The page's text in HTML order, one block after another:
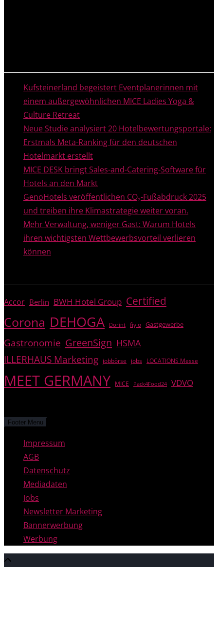
Kufsteinerland begeistert Eventplanerinnen mit
einem außergewöhnlichen MICE Ladies Yoga &
Culture Retreat
Neue Studie analysiert 20 Hotelbewertungsportale:
Erstmals Meta-Ranking für den deutschen
Hotelmarkt erstellt
MICE DESK bringt Sales-and-Catering-Software für
Hotels an den Markt
GenoHotels veröffentlichen CO₂-Fußabdruck 2025
und treiben ihre Klimastrategie weiter voran.
Mehr Verwaltung, weniger Gast: Warum Hotels
ihren wichtigsten Wettbewerbsvorteil verlieren
können
Accor Berlin BWH Hotel Group Certified
Corona DEHOGA Dorint fiylo Gastgewerbe
Gastronomie GreenSign HSMA
ILLERHAUS Marketing jobbörse jobs LOCATIONS Messe
MEET GERMANY MICE Pack4Food24 VDVO
Footer Menu
Impressum
AGB
Datenschutz
Mediadaten
Jobs
Newsletter Marketing
Bannerwerbung
Werbung